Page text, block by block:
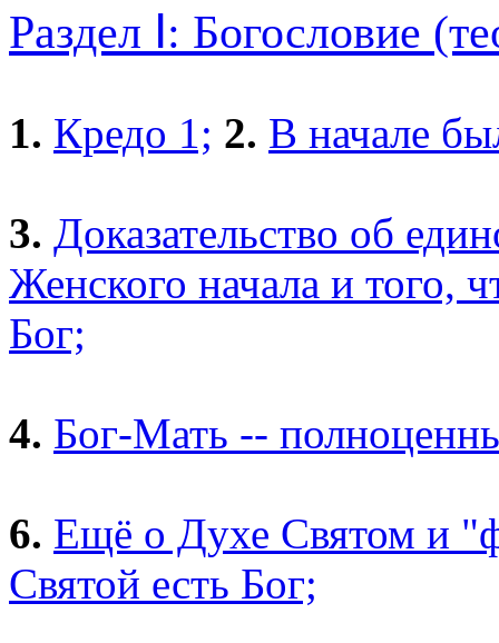
Раздел Ⅰ: Богословие
1. Кредо 1; 2. В начале
3. Доказательство об
Женского начала и того,
Бог;
4. Бог-Мать --
6. Ещё о Духе Святом и
Святой есть Бог;